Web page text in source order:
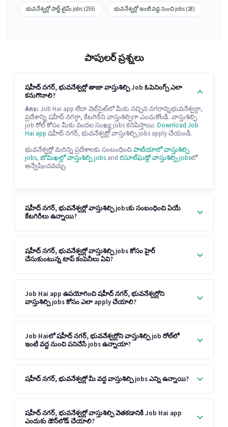
భువనేశ్వర్లో పార్ట్ టైమ్ jobs (255) భువనేశ్వర్లో ఇంటి వద్ద నుంచి jobs (28)
పాపులర్ ప్రశ్నలు
షహీద్ నగర్, భువనేశ్వర్లో తాజా వాస్తుశిల్పి Job ఓపెనింగ్స్ ఎలా
కనుగొనాలి?
Ans: Job Hai app లేదా వెబ్‌సైట్‌లో మీకు నచ్చిన నగరాన్నిభువనేశ్వర్గా,
ప్రదేశాన్ని షహీద్ నగర్గా, కేటగిరీని వాస్తుశిల్పిగా ఎంచుకోండి. వాస్తుశిల్పి
job రోల్ కోసం మీకు వందల సంఖ్య jobs కనిపిస్తాయి. Download Job
Hai app షహీద్ నగర్, భువనేశ్వర్లో వాస్తుశిల్పి jobs apply చేయండి.
భువనేశ్వర్లో మరిన్ని ప్రదేశాలకు సంబంధించిపాటియాలో వాస్తుశిల్పి
jobs, బోమిఖల్లో వాస్తుశిల్పి jobs and రసూల్‌ఘడ్లో వాస్తుశిల్పి jobsలో
అన్వేషించవచ్చు.
షహీద్ నగర్, భువనేశ్వర్లో వాస్తుశిల్పి jobsకు సంబంధించి ఏయే
కేటగిరీలు ఉన్నాయి?
షహీద్ నగర్, భువనేశ్వర్లో వాస్తుశిల్పి jobs కోసం హైర్
చేసుకుంటున్న టాప్ కంపెనీలు ఏవి?
Job Hai app ఉపయోగించి షహీద్ నగర్, భువనేశ్వర్లోని
వాస్తుశిల్పి jobs కోసం ఎలా apply చేయాలి?
Job Haiలో షహీద్ నగర్, భువనేశ్వర్లోని వాస్తుశిల్పి job రోల్‌లో
ఇంటి వద్ద నుంచి పనిచేసే jobs ఉన్నాయా?
షహీద్ నగర్, భువనేశ్వర్లో మీ వద్ద వాస్తుశిల్పి jobs ఎన్ని ఉన్నాయి?
షహీద్ నగర్, భువనేశ్వర్లో వాస్తుశిల్పి వెతకడానికి Job Hai app
ఎందుకు డౌన్‌లోడ్ చేయాలి?